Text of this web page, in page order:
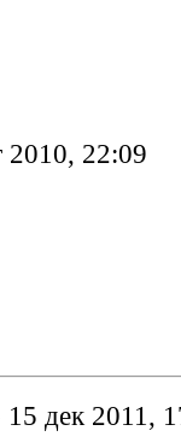
2010, 22:09
15 дек 2011,